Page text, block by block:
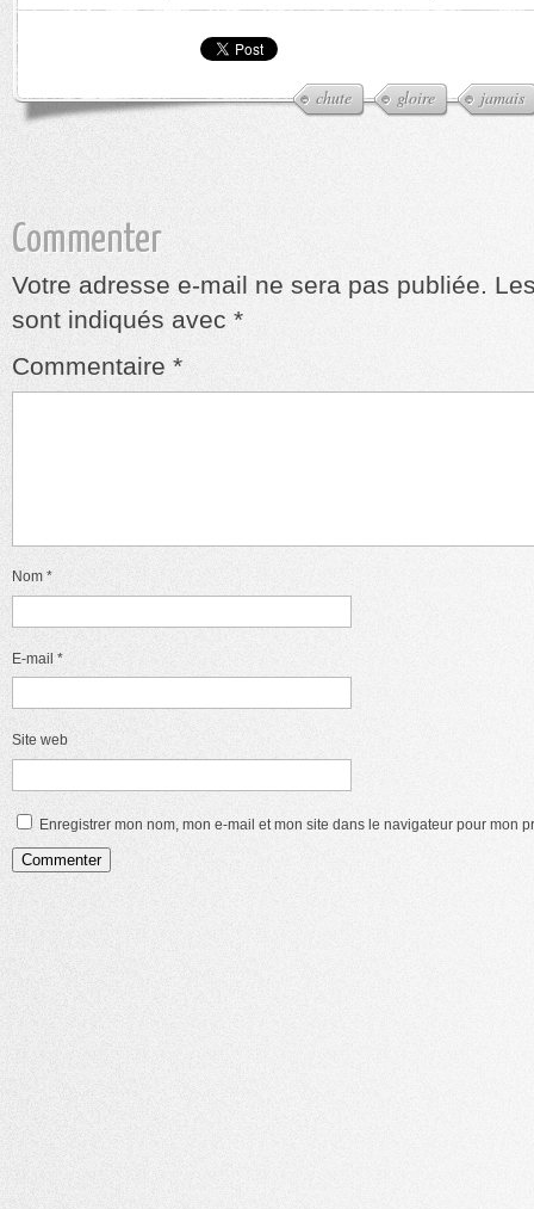
chute gloire jamais
Commenter
Votre adresse e-mail ne sera pas publiée.
sont indiqués avec *
Commentaire *
Nom *
E-mail *
Site web
Enregistrer mon nom, mon e-mail et mon site dans le navigateur pour mon